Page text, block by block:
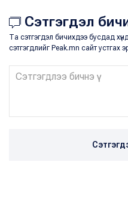
Сэтгэгдэл
Та сэтгэгдэл бичихдээ бусдад
сэтгэгдлийг Peak.mn сайт устгах